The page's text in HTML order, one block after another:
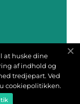
at huske dine
af indhold og
tredjepart. Ved
cookiepolitikken.